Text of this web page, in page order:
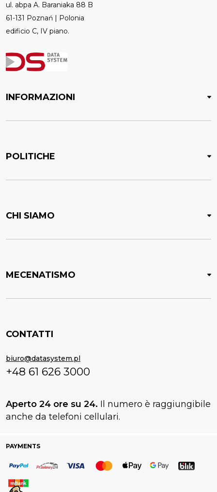
ul. abpa A. Baraniaka 88 B
61-131 Poznań | Polonia
edificio C, IV piano.
INFORMAZIONI
POLITICHE
CHI SIAMO
MECENATISMO
CONTATTI
biuro@datasystem.pl
+48 61 626 3000
Aperto 24 ore su 24. Il numero è raggiungibile
anche da telefoni cellulari.
PAYMENTS